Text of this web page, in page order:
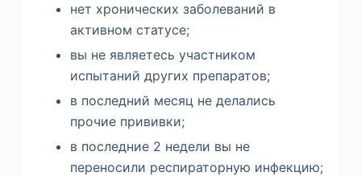
нет хронических заболеваний в
активном статусе;
вы не являетесь участником
испытаний других препаратов;
в последний месяц не делались
прочие прививки;
в последние 2 недели вы не
переносили респираторную инфекцию;